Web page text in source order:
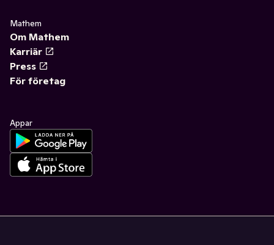
Mathem
Om Mathem
Karriär
Press
För företag
Appar